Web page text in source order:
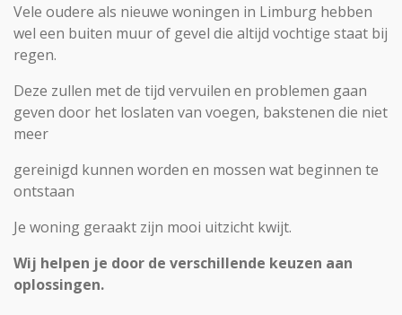
Vele oudere als nieuwe woningen in Limburg hebben
wel een buiten muur of gevel die altijd vochtige staat bij
regen.
Deze zullen met de tijd vervuilen en problemen gaan
geven door het loslaten van voegen, bakstenen die niet
meer
gereinigd kunnen worden en mossen wat beginnen te
ontstaan
Je woning geraakt zijn mooi uitzicht kwijt.
Wij helpen je door de verschillende keuzen aan
oplossingen.